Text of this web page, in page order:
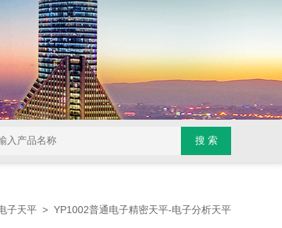
子天平 > YP1002普通电子精密天平-电子分析天平